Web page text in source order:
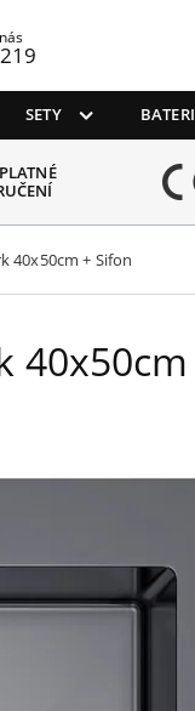
SETY
40x50cm + Sifon